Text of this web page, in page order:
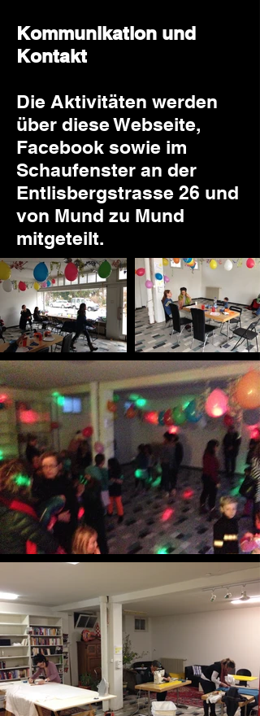
Kommunikation und
Kontakt
Die Aktivitäten werden
über diese Webseite,
Facebook sowie im
Schaufenster an der
Entlisbergstrasse 26 und
von Mund zu Mund
mitgeteilt.